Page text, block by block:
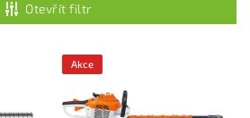
Otevřít filtr
Akce